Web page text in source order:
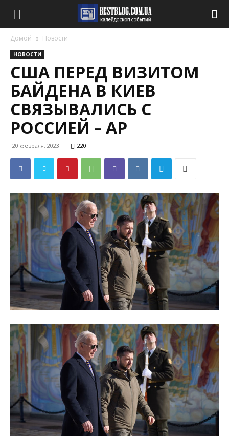
Домой Новости
НОВОСТИ
США ПЕРЕД ВИЗИТОМ
БАЙДЕНА В КИЕВ
СВЯЗЫВАЛИСЬ С
РОССИЕЙ – АР
20 февраля, 2023 220